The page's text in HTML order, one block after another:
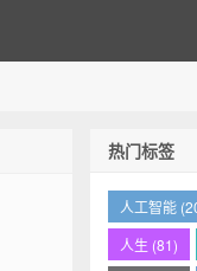
热门标签
人工智能
人生 (81)